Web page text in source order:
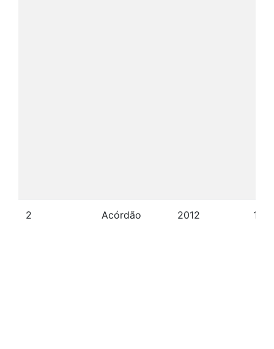
2 Acórdão 2012 17/